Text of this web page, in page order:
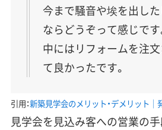
今まで騒音や埃を出した
ならどうぞって感じです
中にはリフォームを注
て良かったです。
引用：新築見学会のメリット・デメリット｜
見学会を見込み客への営業の